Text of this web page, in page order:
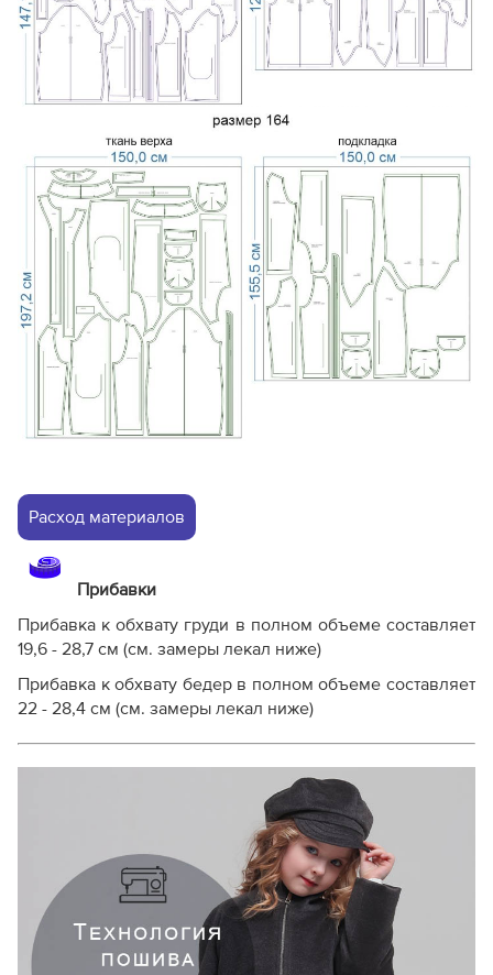
Расход материалов
Прибавки
Прибавка к обхвату груди в полном объеме составляет
19,6 - 28,7 см (см. замеры лекал ниже)
Прибавка к обхвату бедер в полном объеме составляет
22 - 28,4 см (см. замеры лекал ниже)